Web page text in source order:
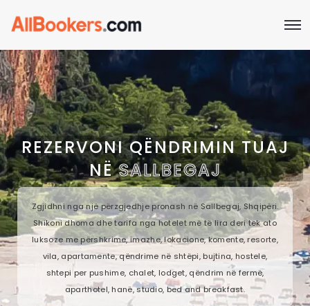
REZERVONI QËNDRIMIN TUAJ
NËSALLBEGAJ
Zgjidhni nga një përzgjedhje pronash në Sallbegaj, Shqipëri.
Shikoni dhoma dhe tarifa nga hotelet më të lira deri tek ato
luksoze me përshkrime, imazhe, lokacione, komente, resorte,
vila, apartamente, qëndrime në shtëpi, bujtina, hostele,
shtepi per pushime, chalet, lodget, qëndrim në fermë,
aparthotel, hanë, studio, bed and breakfast.